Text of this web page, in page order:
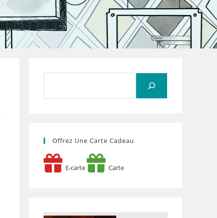
Offrez Une Carte Cadeau
E-carte Carte